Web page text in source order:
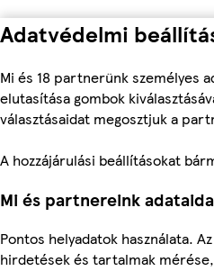
Adatvédelmi
Mi és 18 partnerünk személyes
elutasítása gombok
választásaidat megosztjuk a
A hozzájárulási beállításokat
Mi és partnereink
Pontos helyadatok használata.
hirdetések és tartalmak